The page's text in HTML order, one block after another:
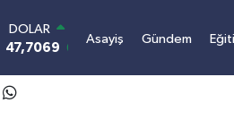
DOLAR
47,7069 0.17
55,0265
Asayiş Gündem